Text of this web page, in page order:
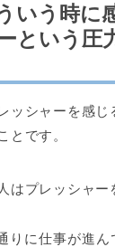
いう時に
という圧
ッシャーを感
とです。
はプレッシャー
りに仕事が進ん